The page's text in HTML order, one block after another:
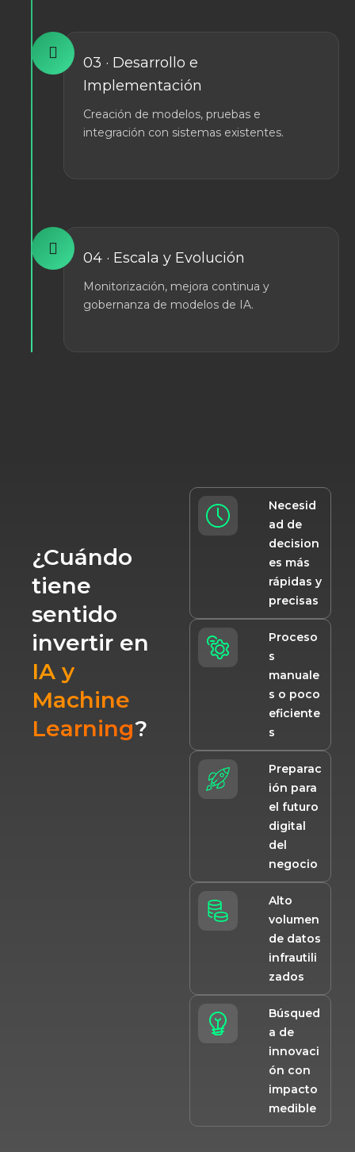
03 · Desarrollo e
Implementación
Creación de modelos, pruebas e
integración con sistemas existentes.
04 · Escala y Evolución
Monitorización, mejora continua y
gobernanza de modelos de IA.
¿Cuándo
tiene
sentido
invertir en
IA y
Machine
Learning?
Necesid
ad de
decision
es más
rápidas y
precisas
Proceso
s
manuale
s o poco
eficiente
s
Preparac
ión para
el futuro
digital
del
negocio
Alto
volumen
de datos
infrautili
zados
Búsqued
a de
innovaci
ón con
impacto
medible